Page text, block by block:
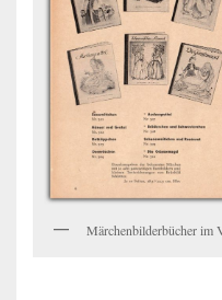
Märchenbilderbücher im